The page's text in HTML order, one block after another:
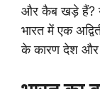
और कैब खड़े हैं?
भारत में एक
के कारण देश और